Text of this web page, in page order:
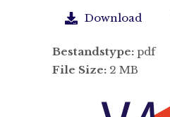
Download
Bestandstype: pdf
File Size: 2 MB